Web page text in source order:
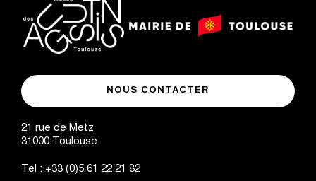
musée
des
de
NOUS CONTACTER
21 rue de Metz
31000 Toulouse
Tel : +33 (0)5 61 22 21 82